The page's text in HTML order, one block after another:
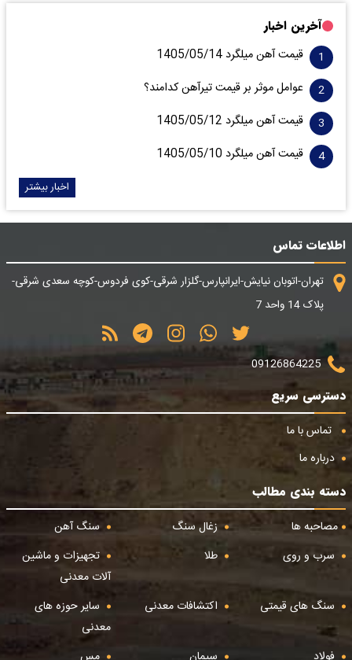
آخرین اخبار
قیمت آهن میلگرد 1405/05/14
عوامل موثر بر قیمت تیرآهن کدامند؟
قیمت آهن میلگرد 1405/05/12
قیمت آهن میلگرد 1405/05/10
اخبار بیشتر
اطلاعات تماس
تهران-اتوبان نیایش-ایرانپارس-گلزار شرقی-کوی فردوس-کوچه سعدی شرقی-
پلاک 14 واحد 7
09126864225
دسترسی سریع
تماس با ما
درباره ما
دسته بندی مطالب
مصاحبه ها
زغال سنگ
سنگ آهن
سرب و روی
طلا
تجهیزات و ماشین
آلات معدنی
سنگ های قیمتی
اکتشافات معدنی
سایر حوزه های
معدنی